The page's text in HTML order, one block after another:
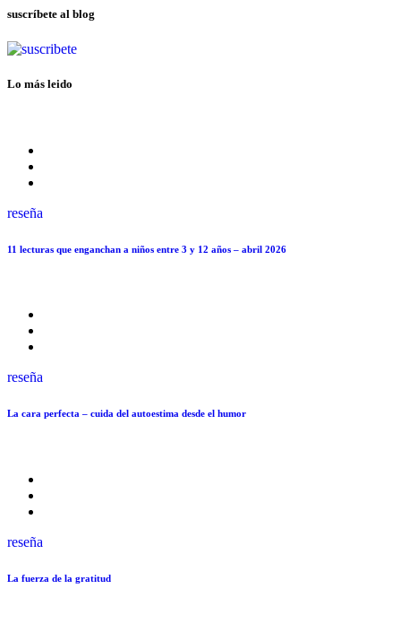
suscríbete al blog
Lo más leido
reseña
11 lecturas que enganchan a niños entre 3 y 12 años – abril 2026
reseña
La cara perfecta – cuida del autoestima desde el humor
reseña
La fuerza de la gratitud